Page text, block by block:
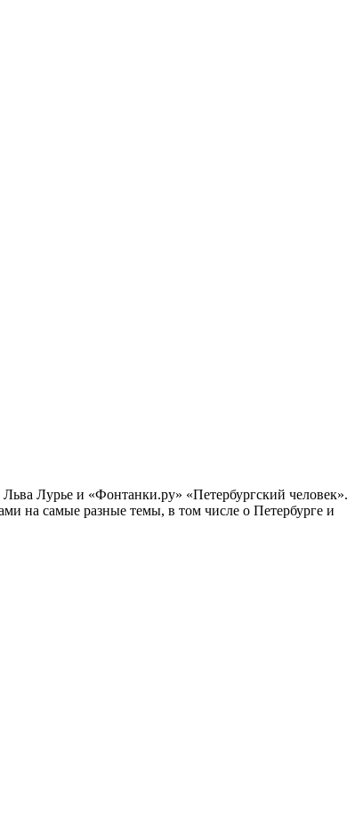
Льва Лурье и «Фонтанки.ру» «Петербургский человек».
на самые разные темы, в том числе о Петербурге и